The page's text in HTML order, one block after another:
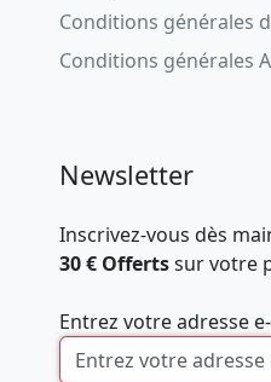
Conditions générales
Conditions générales
Newsletter
Inscrivez-vous dès
30 € Offertssur votre
Entrez votre adresse